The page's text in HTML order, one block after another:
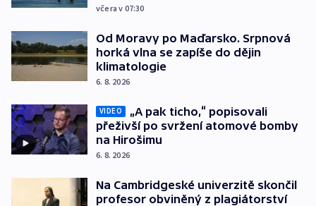
včera v 07:30
Od Moravy po Maďarsko. Srpnová
horká vlna se zapíše do dějin
klimatologie
6. 8. 2026
VIDEO
„A pak ticho,“ popisovali
přeživší po svržení atomové bomby
na Hirošimu
6. 8. 2026
Na Cambridgeské univerzitě skončil
profesor obviněný z plagiátorství